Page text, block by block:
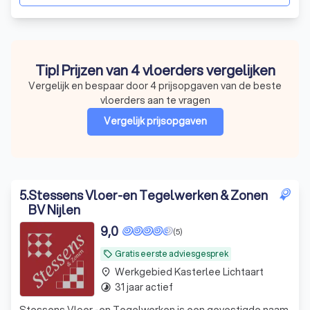
Tip! Prijzen van 4 vloerders vergelijken
Vergelijk en bespaar door 4 prijsopgaven van de beste
vloerders aan te vragen
Vergelijk prijsopgaven
5.Stessens Vloer-en Tegelwerken & Zonen
BV Nijlen
local_offer Gratis eerste adviesgesprek
(5)
9,0
place Werkgebied Kasterlee Lichtaart
timelapse 31 jaar actief